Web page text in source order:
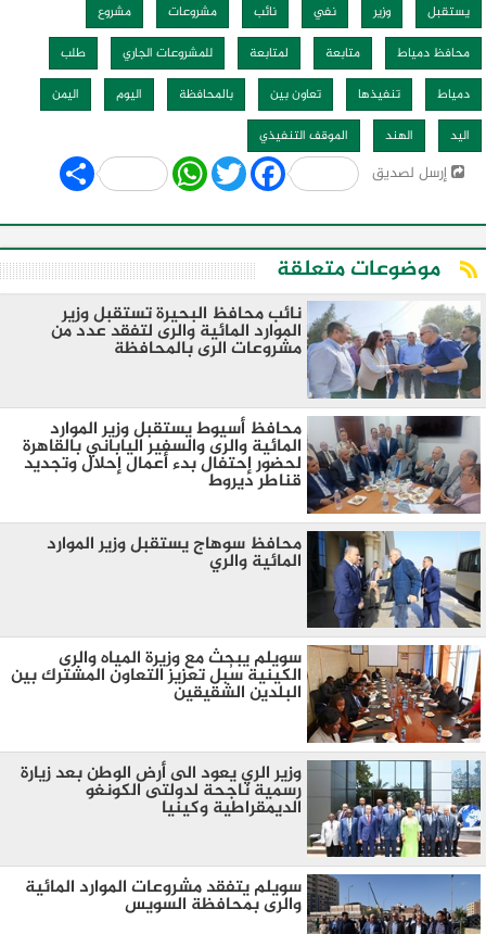
يستقبل وزير نفي نائب مشروعات
مشروع
محافظ دمياط
متابعة لمتابعة للمشروعات الجاري
طلب
دمياط
تنفيذها تعاون بين بالمحافظة اليوم
اليمن
اليد
الهند الموقف التنفيذي
إرسل لصديق Share WhatsApp
Twitter Facebook
موضوعات متعلقة
نائب محافظ البحيرة تستقبل وزير
الموارد المائية والرى لتفقد عدد من
مشروعات الرى بالمحافظة
محافظ أسيوط يستقبل وزير الموارد
المائية والرى والسفير الياباني بالقاهرة
لحضور إحتفال بدء أعمال إحلال وتجديد
قناطر ديروط
محافظ سوهاج يستقبل وزير الموارد
المائية والري
سويلم يبحث مع وزيرة المياه والرى
الكينية سُبل تعزيز التعاون المشترك بين
البلدين الشقيقين
وزير الري يعود الى أرض الوطن بعد زيارة
رسمية ناجحة لدولتى الكونغو
الديمقراطية وكينيا
سويلم يتفقد مشروعات الموارد المائية
والرى بمحافظة السويس